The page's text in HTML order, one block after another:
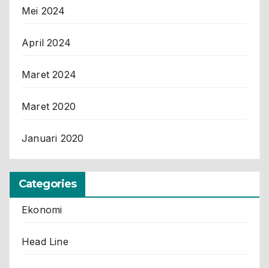
Mei 2024
April 2024
Maret 2024
Maret 2020
Januari 2020
Categories
Ekonomi
Head Line